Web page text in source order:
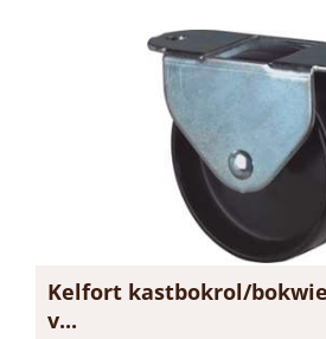
Kelfort kastbokrol/
v...